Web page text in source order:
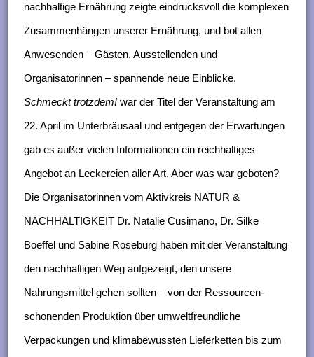
nachhaltige Ernährung zeigte eindrucksvoll die komplexen
Zusammenhängen unserer Ernährung, und bot allen
Anwesenden – Gästen, Ausstellenden und
Organisatorinnen – spannende neue Einblicke.
Schmeckt trotzdem!war der Titel der Veranstaltung am
22. April im Unterbräusaal und entgegen der Erwartungen
gab es außer vielen Informationen ein reichhaltiges
Angebot an Leckereien aller Art. Aber was war geboten?
Die Organisatorinnen vom Aktivkreis NATUR &
NACHHALTIGKEIT Dr. Natalie Cusimano, Dr. Silke
Boeffel und Sabine Roseburg haben mit der Veranstaltung
den nachhaltigen Weg aufgezeigt, den unsere
Nahrungsmittel gehen sollten – von der Ressourcen-
schonenden Produktion über umweltfreundliche
Verpackungen und klimabewussten Lieferketten bis zum